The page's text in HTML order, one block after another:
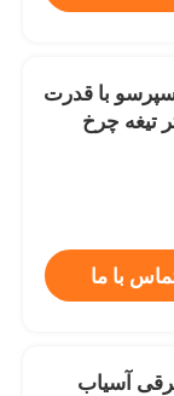
با قدرت
متر تیغه چرخ
با ما
آسیاب